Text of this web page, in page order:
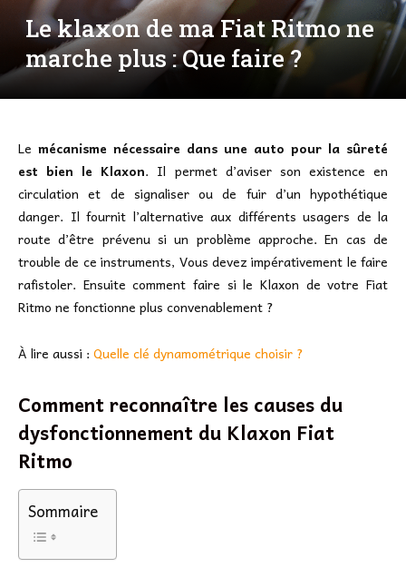
Le klaxon de ma Fiat Ritmo ne
marche plus : Que faire ?
Le mécanisme nécessaire dans une auto pour la sûreté
est bien le Klaxon. Il permet d’aviser son existence en
circulation et de signaliser ou de fuir d’un hypothétique
danger. Il fournit l’alternative aux différents usagers de la
route d’être prévenu si un problème approche. En cas de
trouble de ce instruments, Vous devez impérativement le faire
rafistoler. Ensuite comment faire si le Klaxon de votre Fiat
Ritmo ne fonctionne plus convenablement ?
À lire aussi : Quelle clé dynamométrique choisir ?
Comment reconnaître les causes du
dysfonctionnement du Klaxon Fiat
Ritmo
Sommaire